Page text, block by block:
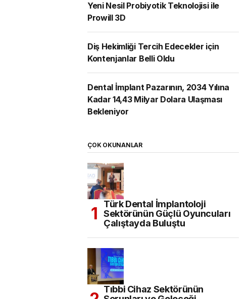
Yeni Nesil Probiyotik Teknolojisi ile
Prowill 3D
Diş Hekimliği Tercih Edecekler için
Kontenjanlar Belli Oldu
Dental İmplant Pazarının, 2034 Yılına
Kadar 14,43 Milyar Dolara Ulaşması
Bekleniyor
ÇOK OKUNANLAR
Türk Dental İmplantoloji
Sektörünün Güçlü Oyuncuları
Çalıştayda Buluştu
Tıbbi Cihaz Sektörünün